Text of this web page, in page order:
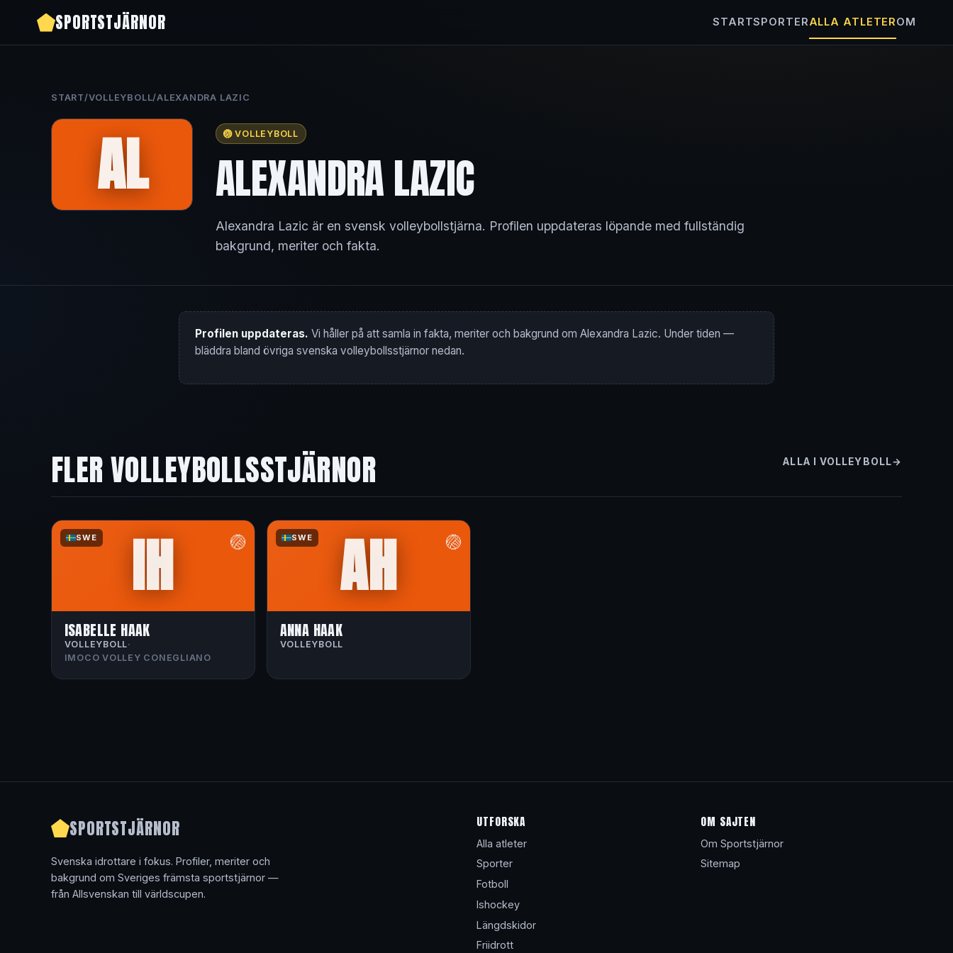
SPORTSTJÄRNOR STARTSPORTERALLA ATLETEROM
START/VOLLEYBOLL/ALEXANDRA LAZIC
AL 🏐 VOLLEYBOLL
ALEXANDRA LAZIC
Alexandra Lazic är en svensk volleybollstjärna. Profilen uppdateras löpande med fullständig
bakgrund, meriter och fakta.
Profilen uppdateras. Vi håller på att samla in fakta, meriter och bakgrund om Alexandra Lazic. Under tiden —
bläddra bland övriga svenska volleybollsstjärnor nedan.
FLER VOLLEYBOLLSSTJÄRNOR ALLA I VOLLEYBOLL
SWE 🏐
IH
ISABELLE HAAK
VOLLEYBOLL·
IMOCO VOLLEY CONEGLIANO
SWE 🏐
AH
ANNA HAAK
VOLLEYBOLL
SPORTSTJÄRNOR
Svenska idrottare i fokus. Profiler, meriter och
bakgrund om Sveriges främsta sportstjärnor —
från Allsvenskan till världscupen.
UTFORSKA
Alla atleter
Sporter
Fotboll
Ishockey
Längdskidor
Friidrott
OM SAJTEN
Om Sportstjärnor
Sitemap